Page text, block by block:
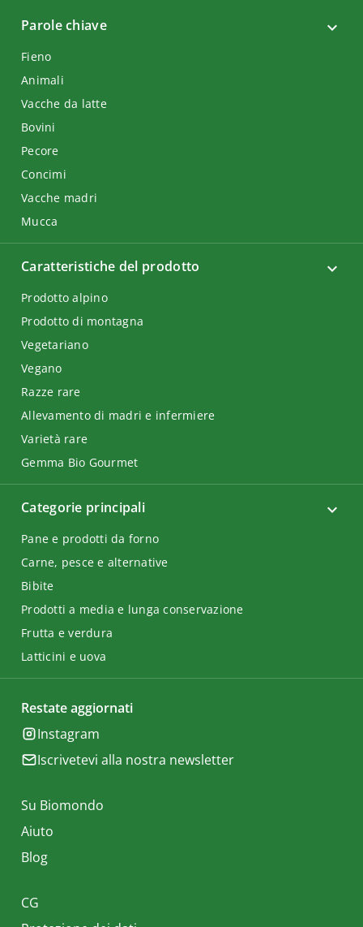
Parole chiave
Fieno
Animali
Vacche da latte
Bovini
Pecore
Concimi
Vacche madri
Mucca
Categorie principali
Pane e prodotti da forno
Carne, pesce e alternative
Bibite
Prodotti a media e lunga conservazione
Frutta e verdura
Latticini e uova
Caratteristiche del prodotto
Prodotto alpino
Prodotto di montagna
Vegetariano
Vegano
Razze rare
Allevamento di madri e infermiere
Varietà rare
Gemma Bio Gourmet
Restate aggiornati
Instagram
Iscrivetevi alla nostra newsletter
Su Biomondo
Aiuto
Blog
CG